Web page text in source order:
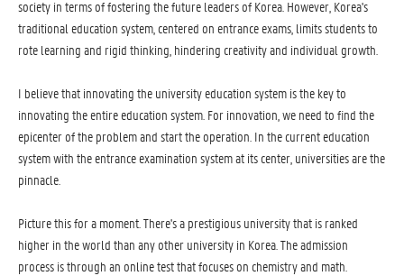
society in terms of fostering the future leaders of Korea. However, Korea's
traditional education system, centered on entrance exams, limits students to
rote learning and rigid thinking, hindering creativity and individual growth.
I believe that innovating the university education system is the key to
innovating the entire education system. For innovation, we need to find the
epicenter of the problem and start the operation. In the current education
system with the entrance examination system at its center, universities are the
pinnacle.
Picture this for a moment. There's a prestigious university that is ranked
higher in the world than any other university in Korea. The admission
process is through an online test that focuses on chemistry and math.